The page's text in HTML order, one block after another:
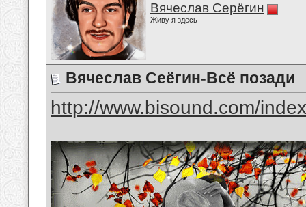
Вячеслав Серёгин
Живу я здесь
Вячеслав Сеёгин-Всё позади
http://www.bisound.com/